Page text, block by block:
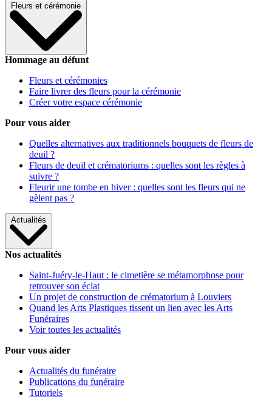
Fleurs et cérémonie
Hommage au défunt
Fleurs et cérémonies
Faire livrer des fleurs pour la cérémonie
Créer votre espace cérémonie
Pour vous aider
Quelles alternatives aux traditionnels bouquets de fleurs de
deuil ?
Fleurs de deuil et crématoriums : quelles sont les règles à
suivre ?
Fleurir une tombe en hiver : quelles sont les fleurs qui ne
gèlent pas ?
Actualités
Nos actualités
Saint-Juéry-le-Haut : le cimetière se métamorphose pour
retrouver son éclat
Un projet de construction de crématorium à Louviers
Quand les Arts Plastiques tissent un lien avec les Arts
Funéraires
Voir toutes les actualités
Pour vous aider
Actualités du funéraire
Publications du funéraire
Tutoriels